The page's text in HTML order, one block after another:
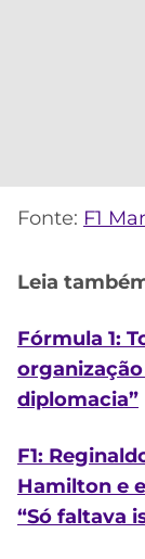
Fonte: F1
Leia
Fórmula 1:
diplomacia”
F1:
Hamilton e
“Só faltava